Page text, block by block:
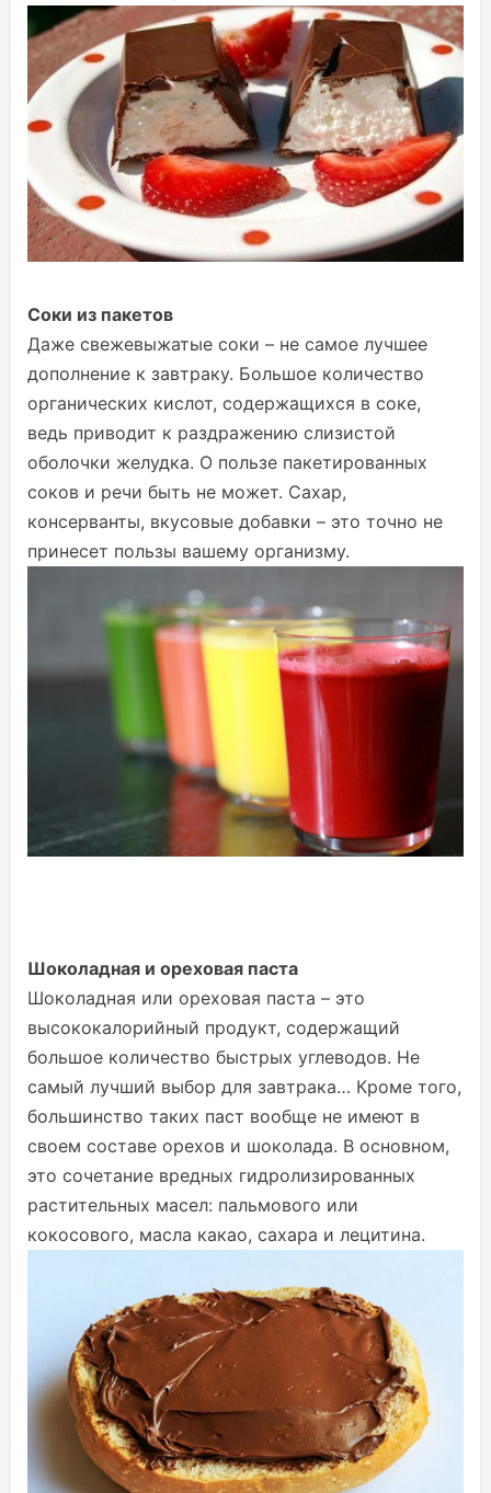
Соки из пакетов
Даже свежевыжатые соки – не самое лучшее
дополнение к завтраку. Большое количество
органических кислот, содержащихся в соке,
ведь приводит к раздражению слизистой
оболочки желудка. О пользе пакетированных
соков и речи быть не может. Сахар,
консерванты, вкусовые добавки – это точно не
принесет пользы вашему организму.
Шоколадная и ореховая паста
Шоколадная или ореховая паста – это
высококалорийный продукт, содержащий
большое количество быстрых углеводов. Не
самый лучший выбор для завтрака… Кроме того,
большинство таких паст вообще не имеют в
своем составе орехов и шоколада. В основном,
это сочетание вредных гидролизированных
растительных масел: пальмового или
кокосового, масла какао, сахара и лецитина.